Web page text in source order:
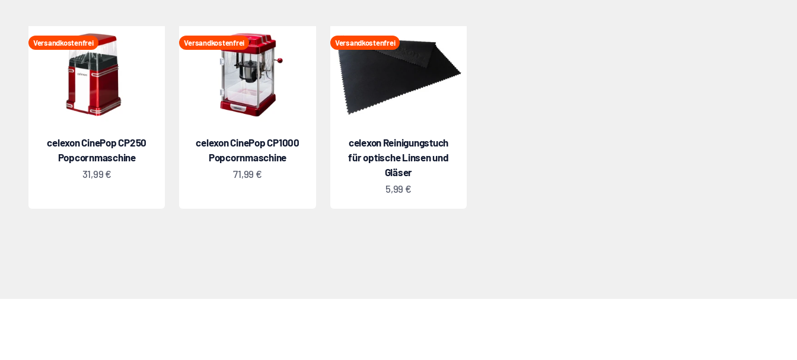
Versandkostenfrei
celexon CinePop CP250
Popcornmaschine
Angebot
31,99 €
Versandkostenfrei
celexon CinePop CP1000
Popcornmaschine
Angebot
71,99 €
Versandkostenfrei
celexon Reinigungstuch
für optische Linsen und
Gläser
Angebot
5,99 €